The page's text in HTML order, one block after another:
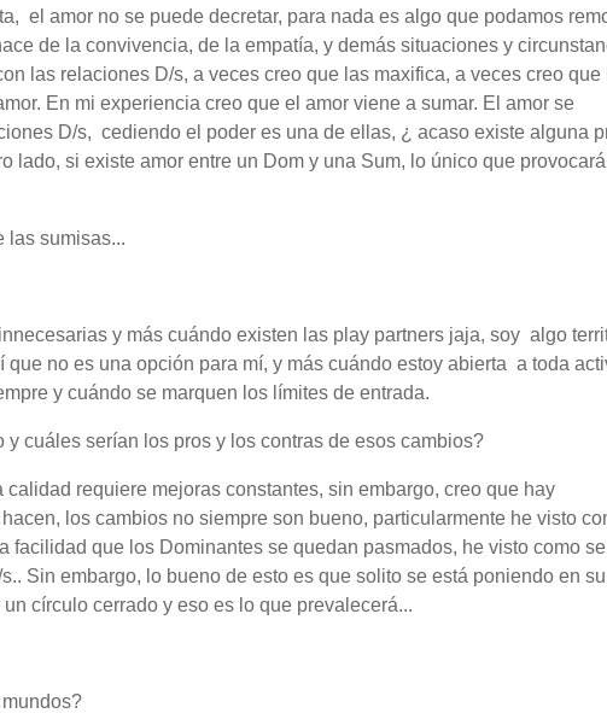
el amor no se puede decretar, para nada es algo que podamos
de la convivencia, de la empatía, y demás situaciones y
las relaciones D/s, a veces creo que las maxifica, a veces creo que
En mi experiencia creo que el amor viene a sumar. El amor se
D/s, cediendo el poder es una de ellas, ¿ acaso existe alguna
lado, si existe amor entre un Dom y una Sum, lo único que
las sumisas...
y más cuándo existen las play partners jaja, soy algo
no es una opción para mí, y más cuándo estoy abierta a toda
y cuándo se marquen los límites de entrada.
cuáles serían los pros y los contras de esos cambios?
requiere mejoras constantes, sin embargo, creo que hay
los cambios no siempre son bueno, particularmente he visto
facilidad que los Dominantes se quedan pasmados, he visto como se
Sin embargo, lo bueno de esto es que solito se está poniendo en
círculo cerrado y eso es lo que prevalecerá...